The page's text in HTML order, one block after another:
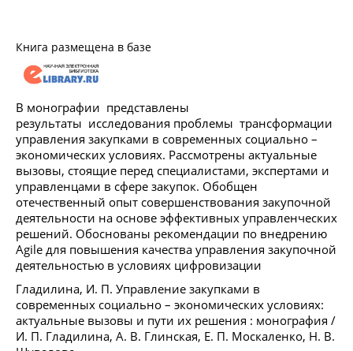
Книга размещена в базе
В монографии представлены
результаты исследования проблемы трансформации
управления закупками в современных социально –
экономических условиях. Рассмотрены актуальные
вызовы, стоящие перед специалистами, экспертами и
управленцами в сфере закупок. Обобщен
отечественный опыт совершенствования закупочной
деятельности на основе эффективных управленческих
решений. Обоснованы рекомендации по внедрению
Agile для повышения качества управления закупочной
деятельностью в условиях цифровизации
Гладилина, И. П. Управление закупками в
современных социально – экономических условиях:
актуальные вызовы и пути их решения : монография /
И. П. Гладилина, А. В. Глинская, Е. П. Москаленко, Н. В.